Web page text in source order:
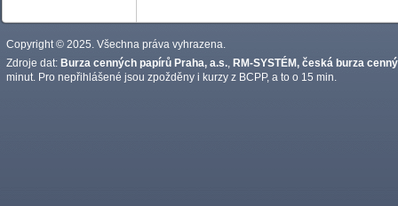
Copyright © 2025. Všechna práva vyhrazena.
Zdroje dat: Burza cenných papírů Praha, a.s. RM-SYSTÉM, česká burza
minut. Pro nepřihlášené jsou zpožděny i kurzy z BCPP, a to o 15 min.